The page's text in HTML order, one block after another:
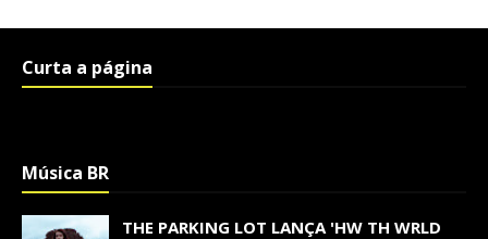
Curta a página
Música BR
THE PARKING LOT LANÇA 'HW TH WRLD